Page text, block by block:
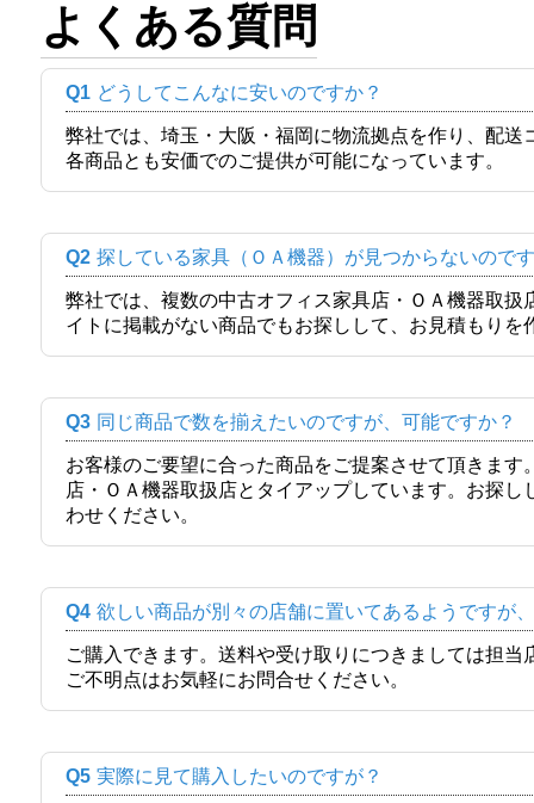
よくある質問
Q1 どうしてこんなに安いのですか？
弊社では、埼玉・大阪・福岡に物流拠点を作り、配
各商品とも安価でのご提供が可能になっています。
Q2 探している家具（ＯＡ機器）が見つからないので
弊社では、複数の中古オフィス家具店・ＯＡ機器取
イトに掲載がない商品でもお探しして、お見積もりを
Q3 同じ商品で数を揃えたいのですが、可能ですか？
お客様のご要望に合った商品をご提案させて頂きま
店・ＯＡ機器取扱店とタイアップしています。お探
わせください。
Q4 欲しい商品が別々の店舗に置いてあるようですが
ご購入できます。送料や受け取りにつきましては担
ご不明点はお気軽にお問合せください。
Q5 実際に見て購入したいのですが？